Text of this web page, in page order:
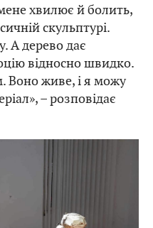
хвилює й болить,
скульптурі.
А дерево дає
відносно швидко.
Воно живе, і я можу
– розповідає